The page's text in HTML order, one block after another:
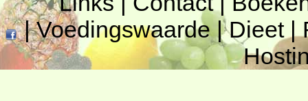
|Voedingswaarde|Dieet|